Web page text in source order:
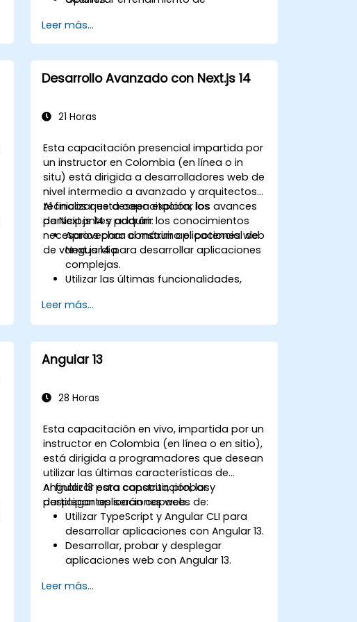
CI/CD y los despliegues en producción.
Leer más...
Desarrollo Avanzado con Next.js 14
21 Horas
Esta capacitación presencial impartida por
un instructor en Colombia (en línea o in
situ) está dirigida a desarrolladores web de
nivel intermedio a avanzado y arquitectos
técnicos que deseen explorar los avances
de Next.js 14 y adquirir los conocimientos
necesarios para construir aplicaciones web
de vanguardia.
Al finalizar esta capacitación, los
participantes podrán:
Aprovechar al máximo el potencial de
Next.js 14 para desarrollar aplicaciones
complejas.
Utilizar las últimas funcionalidades,
Servidor de React y Funciones de Edge.
Aplicar las mejores prácticas en
SEO.
Resolver eficazmente los problemas
Leer más...
Angular 13
28 Horas
Esta capacitación en vivo, impartida por un
instructor en Colombia (en línea o en sitio),
está dirigida a programadores que desean
utilizar las últimas características de
Angular 13 para construir, probar y
desplegar aplicaciones web.
Al finalizar esta capacitación, los
participantes serán capaces de:
Utilizar TypeScript y Angular CLI para
desarrollar aplicaciones con Angular 13.
Desarrollar, probar y desplegar
aplicaciones web con Angular 13.
usarse en cualquier aplicación o
Leer más...